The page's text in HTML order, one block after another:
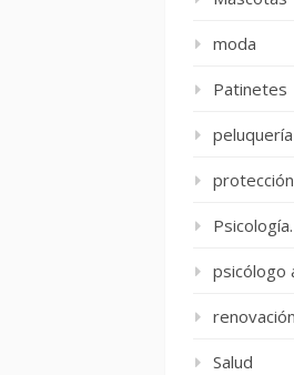
moda
Patinetes
peluquería
Psicología.
psicólogo
Salud